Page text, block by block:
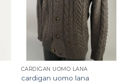
CARDIGAN UOMO LANA
cardigan uomo lana